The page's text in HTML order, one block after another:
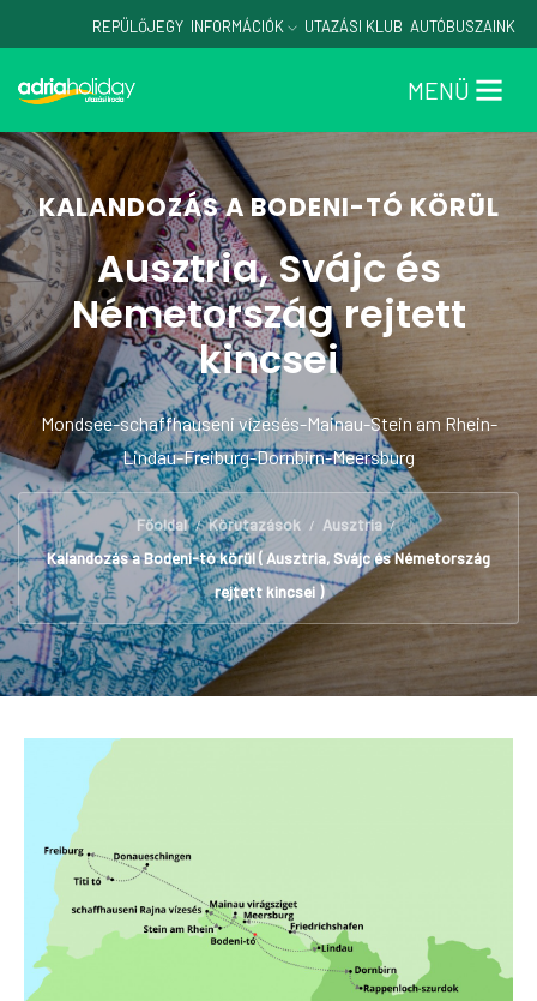
REPÜLŐJEGY INFORMÁCIÓK UTAZÁSI KLUB AUTÓBUSZAINK
MENÜ
KALANDOZÁS A BODENI-TÓ KÖRÜL
Ausztria, Svájc és
Németország rejtett
kincsei
Mondsee-schaffhauseni vízesés-Mainau-Stein am Rhein-
Lindau-Freiburg-Dornbirn-Meersburg
Főoldal / Körutazások / Ausztria /
Kalandozás a Bodeni-tó körül ( Ausztria, Svájc és Németország
rejtett kincsei )